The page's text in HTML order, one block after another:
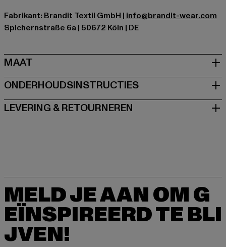
Fabrikant: Brandit Textil GmbH | info@brandit-wear.com
Spichernstraße 6a | 50672 Köln | DE
MAAT
ONDERHOUDSINSTRUCTIES
LEVERING & RETOURNEREN
MELD JE AAN OM G
EÏNSPIREERD TE BLI
JVEN!